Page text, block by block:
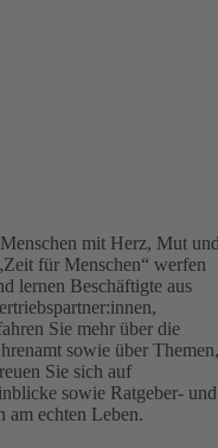
mit Herz, Mut
für Menschen“ werfen
lernen Beschäftigte aus
Sie mehr über die
sowie über Themen,
Sie sich auf
sowie Ratgeber- und
am echten Leben.